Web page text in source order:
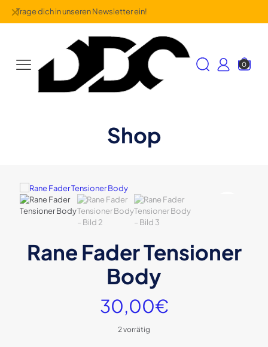
Trage dich in unseren Newsletter ein!
✕
0
Shop
Rane Fader Tensioner
Body
30,00€
2 vorrätig